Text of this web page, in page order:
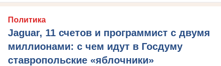
Политика
Jaguar, 11 счетов и программист с двумя
миллионами: с чем идут в Госдуму
ставропольские «яблочники»